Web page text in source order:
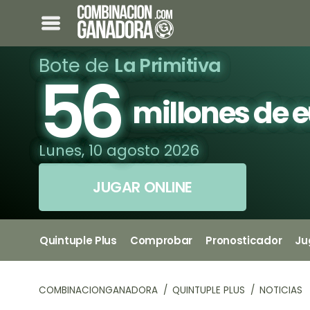
Bote de La Primitiva
56 millones de
Lunes, 10 agosto 2026
JUGAR ONLINE
Quintuple Plus Comprobar Pronosticador
COMBINACIONGANADORA QUINTUPLE PLUS NOTICIAS